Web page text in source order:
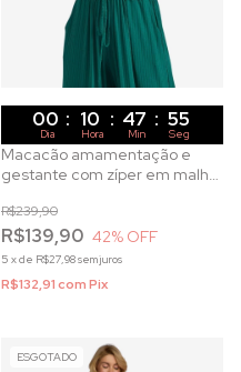
00 : 10 : 47 : 53
Dia Hora Min Seg
Macacão amamentação e
gestante com zíper em malha
R$139,90
R$239,90
42% OFF
5 xde R$27,98sem juros
R$132,91comPix
ESGOTADO